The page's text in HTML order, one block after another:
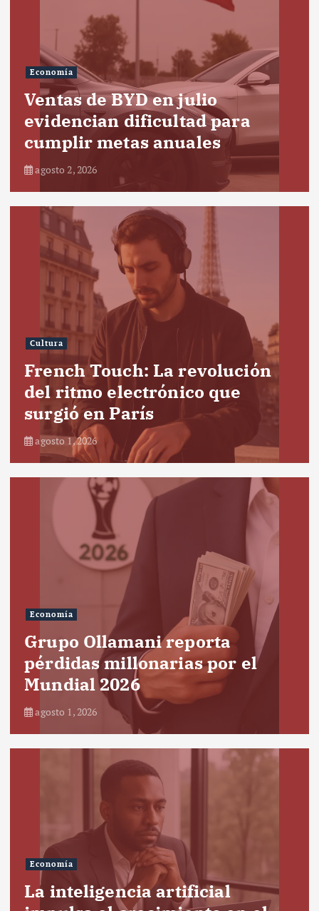
Economía
Ventas de BYD en julio
evidencian dificultad para
cumplir metas anuales
agosto 2, 2026
Cultura
French Touch: La revolución
del ritmo electrónico que
surgió en París
agosto 1, 2026
Economía
Grupo Ollamani reporta
pérdidas millonarias por el
Mundial 2026
agosto 1, 2026
Economía
La inteligencia artificial